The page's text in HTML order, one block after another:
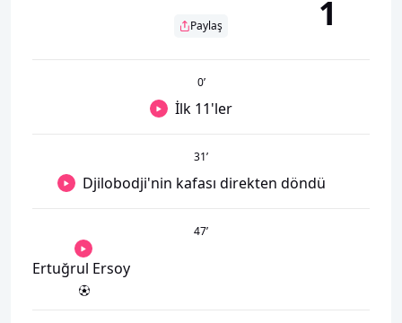
Paylaş 1
0’
İlk 11'ler
31’
Djilobodji'nin kafası direkten döndü
47’
Ertuğrul Ersoy